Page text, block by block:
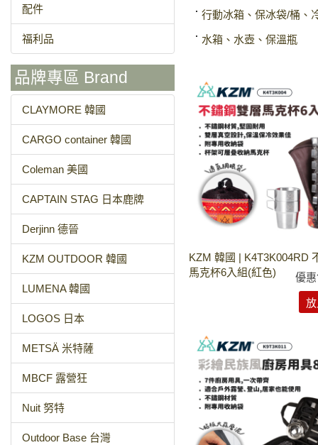
配件
福利品
品牌專區 Brand
CLAYMORE 韓國
CARGO container 韓國
Coleman 美國
CAPTAIN STAG 日本鹿牌
Derjinn 德晉
KZM OUTDOOR 韓國
LUMENA 韓國
LOGOS 日本
METSÄ 米特薩
MBCF 露營狂
Nuit 努特
Outdoor Base 台灣
行動冰箱、保冰袋/桶、
水箱、水壺、保溫瓶
KZM 韓國 | K4T3K004RD
馬克杯6入組(紅色)
優